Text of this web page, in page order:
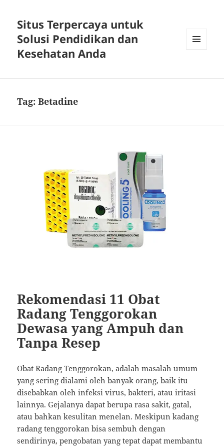
Situs Terpercaya untuk
Solusi Pendidikan dan
Kesehatan Anda
Tag:Betadine
Rekomendasi 11 Obat
Radang Tenggorokan
Dewasa yang Ampuh dan
Tanpa Resep
Obat Radang Tenggorokan, adalah masalah umum
yang sering dialami oleh banyak orang, baik itu
disebabkan oleh infeksi virus, bakteri, atau iritasi
lainnya. Gejalanya dapat berupa rasa sakit, gatal,
atau bahkan kesulitan menelan. Meskipun kadang
radang tenggorokan bisa sembuh dengan
sendirinya, pengobatan yang tepat dapat membantu